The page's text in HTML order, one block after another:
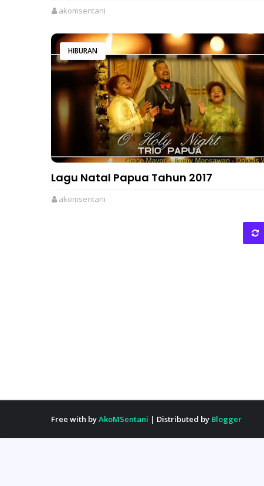
akomsentani
HIBURAN
Lagu Natal Papua Tahun 2017
akomsentani
Free with byAkoMSentani | Distributed by Blogger